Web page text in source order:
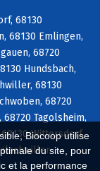
Biocoop utilise
du site, pour
et la performance
68130
68130 Emlingen,
68720
Hundsbach,
68130
68720
Tagolsheim,
Wittersdorf,